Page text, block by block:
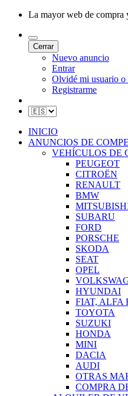
La mayor web de compra
Cerrar
Nuevo anuncio
Entrar
Olvidé mi usuario o
Registrarme
INICIO
ANUNCIOS DE
VEHÍCULOS DE
PEUGEOT
CITROËN
RENAULT
BMW
SUBARU
FORD
PORSCHE
SKODA
SEAT
OPEL
HYUNDAI
FIAT, ALFA
TOYOTA
SUZUKI
HONDA
MINI
DACIA
AUDI
OTRAS
COMPRA